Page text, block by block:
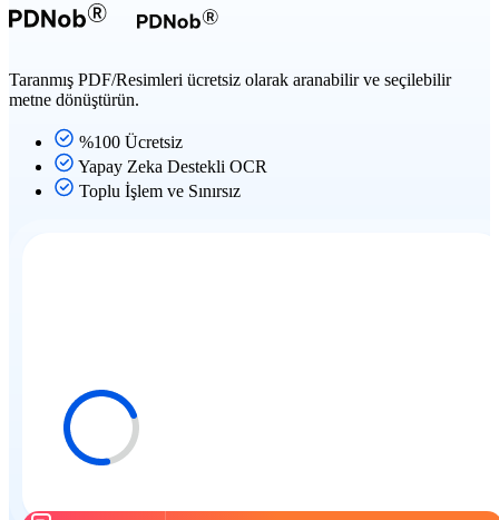
Taranmış PDF/Resimleri ücretsiz olarak aranabilir ve seçilebilir
metne dönüştürün.
%100 Ücretsiz
Yapay Zeka Destekli OCR
Toplu İşlem ve Sınırsız